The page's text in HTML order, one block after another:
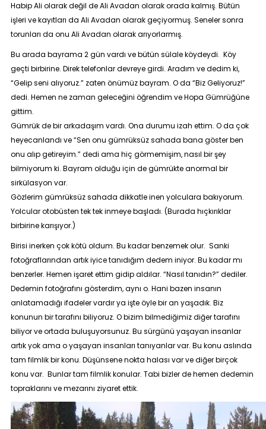
Habip Ali olarak değil de Ali Avadan olarak orada kalmış. Bütün
işleri ve kayıtları da Ali Avadan olarak geçiyormuş. Seneler sonra
torunları da onu Ali Avadan olarak arıyorlarmış.
Bu arada bayrama 2 gün vardı ve bütün sülale köydeydi. Köy
geçti birbirine. Direk telefonlar devreye girdi. Aradım ve dedim ki,
“Gelip seni alıyoruz.” zaten önümüz bayram. O da “Biz Geliyoruz!”
dedi. Hemen ne zaman geleceğini öğrendim ve Hopa Gümrüğüne
gittim.
Gümrük de bir arkadaşım vardı. Ona durumu izah ettim. O da çok
heyecanlandı ve “Sen onu gümrüksüz sahada bana göster ben
onu alıp getireyim.” dedi ama hiç görmemişim, nasıl bir şey
bilmiyorum ki. Bayram olduğu için de gümrükte anormal bir
sirkülasyon var.
Gözlerim gümrüksüz sahada dikkatle inen yolculara bakıyorum.
Yolcular otobüsten tek tek inmeye başladı. (Burada hıçkırıklar
birbirine karışıyor.)
Birisi inerken çok kötü oldum. Bu kadar benzemek olur. Sanki
fotoğraflarından artık iyice tanıdığım dedem iniyor. Bu kadar mı
benzerler. Hemen işaret ettim gidip aldılar. “Nasıl tanıdın?” dediler.
Dedemin fotoğrafını gösterdim, aynı o. Hani bazen insanın
anlatamadığı ifadeler vardır ya işte öyle bir an yaşadık. Biz
konunun bir tarafını biliyoruz. O bizim bilmediğimiz diğer tarafını
biliyor ve ortada buluşuyorsunuz. Bu sürgünü yaşayan insanlar
artık yok ama o yaşayan insanları tanıyanlar var. Bu konu aslında
tam filmlik bir konu. Düşünsene nokta halası var ve diğer birçok
konu var. Bunlar tam filmlik konular. Tabi bizler de hemen dedemin
topraklarını ve mezarını ziyaret ettik.